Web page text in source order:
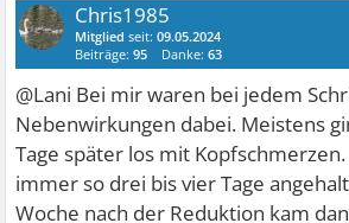
Chris1985
Mitglied seit:09.05.2024
Beiträge:95 Danke:63
@Lani Bei mir waren bei jedem
Nebenwirkungen dabei. Meistens
Tage später los mit
immer so drei bis vier Tage
Woche nach der Reduktion kam